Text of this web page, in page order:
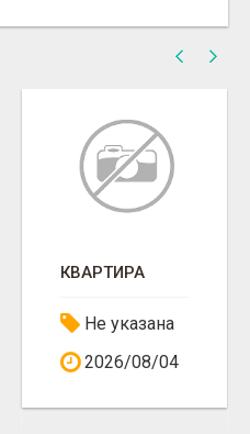
КВАРТИРА
Не указана
2026/08/04